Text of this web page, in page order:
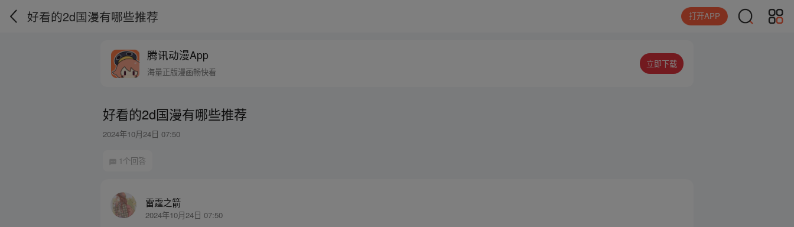
好看的2d国漫有哪些推荐 打开APP
腾讯动漫App
海量正版漫画畅快看
立即下载
好看的2d国漫有哪些推荐
2024年10月24日 07:50
1个回答
雷霆之箭
2024年10月24日 07:50